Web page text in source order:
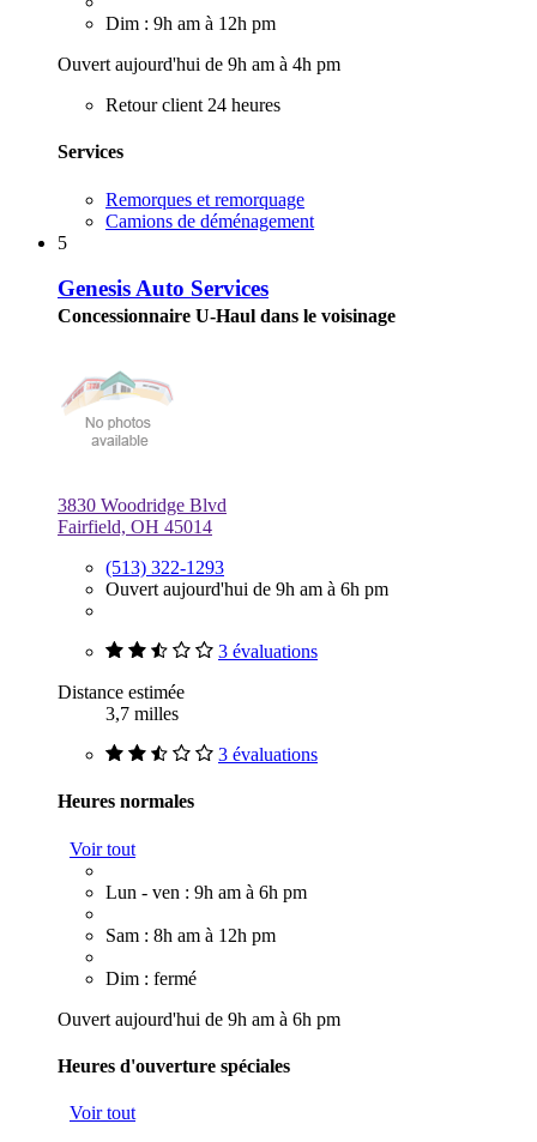
Dim : 9h am à 12h pm
Ouvert aujourd'hui de 9h am à 4h pm
Retour client 24 heures
Services
Remorques et remorquage
Camions de déménagement
5
Genesis Auto Services
Concessionnaire U-Haul dans le voisinage
3830 Woodridge Blvd
Fairfield, OH 45014
(513) 322-1293
Ouvert aujourd'hui de 9h am à 6h pm
3 évaluations
Distance estimée
3,7 milles
3 évaluations
Heures normales
Voir tout
Lun - ven : 9h am à 6h pm
Sam : 8h am à 12h pm
Dim : fermé
Ouvert aujourd'hui de 9h am à 6h pm
Heures d'ouverture spéciales
Voir tout